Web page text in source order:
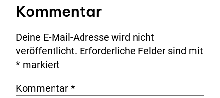
Kommentar
Deine E-Mail-Adresse wird nicht
veröffentlicht. Erforderliche Felder sind mit
* markiert
Kommentar *